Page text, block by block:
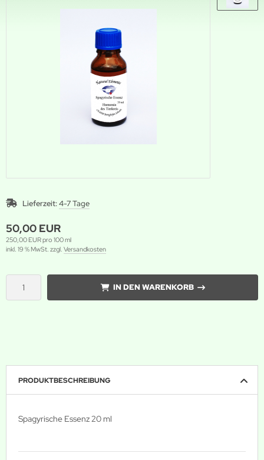
Lieferzeit:4-7 Tage
50,00 EUR
250,00 EUR pro 100 ml
inkl. 19 % MwSt. zzgl. Versandkosten
IN DEN WARENKORB
PRODUKTBESCHREIBUNG
Spagyrische Essenz 20 ml